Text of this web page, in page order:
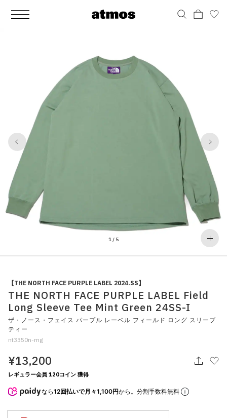
MEN
アクセサリー
その他
アディダス ピックアップ
シューズ
サンダル
その他
すべてのシューズ
ライフスタイルランニング
ウェア
ソックス
アンダーウェア
水着
すべてのウェア
バッグ
バックパック / リュック
ショルダー / メッセンジャーバッグ
トート / エコバッグ
クラッチ / セカンドバッグ
ウエストバッグ
その他
すべてのバッグ
アクセサリー
ポーチ / ウォレット
グッズ / アクセサリー
その他
すべてのアクセサリー
その他
シューケア / グッズ
おもちゃ / フィギュア
すべてのその他
WOMENS
アクセサリー
その他
アディダス ピックアップ
シューズ
サンダル / パンプス
その他
すべてのシューズ
ライフスタイルランニング
ウェア
ワンピース
スカート
ソックス
アンダーウェア
水着
すべてのウェア
バッグ
バックパック / リュック
ショルダー / メッセンジャーバッグ
トート / エコバッグ
クラッチ / セカンドバッグ
ウエストバッグ
その他
すべてのバッグ
アクセサリー
ポーチ / ウォレット
グッズ / アクセサリー
その他
すべてのアクセサリー
その他
シューケア / グッズ
おもちゃ / フィギュア
すべてのその他
1 / 5
1 5
【THE NORTH FACE PURPLE LABEL 2024.SS】
THE NORTH FACE PURPLE LABEL Field
Long Sleeve Tee Mint Green 24SS-I
ザ・ノース・フェイス パープル レーベル フィールド ロング スリーブ
ティー
nt3350n-mg
¥13,200
レギュラー会員 120コイン 獲得
なら12回払いで月々1,100円から。分割手数料無料